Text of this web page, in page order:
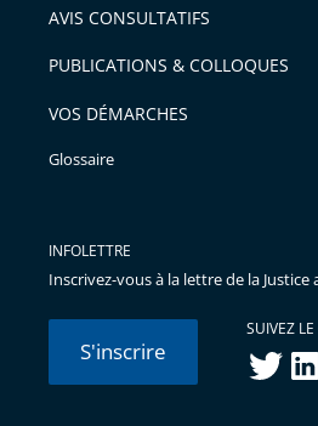
AVIS CONSULTATIFS
PUBLICATIONS & COLLOQUES
VOS DÉMARCHES
Glossaire
INFOLETTRE
Inscrivez-vous à la lettre de la
S'inscrire
SUIVEZ
twitter